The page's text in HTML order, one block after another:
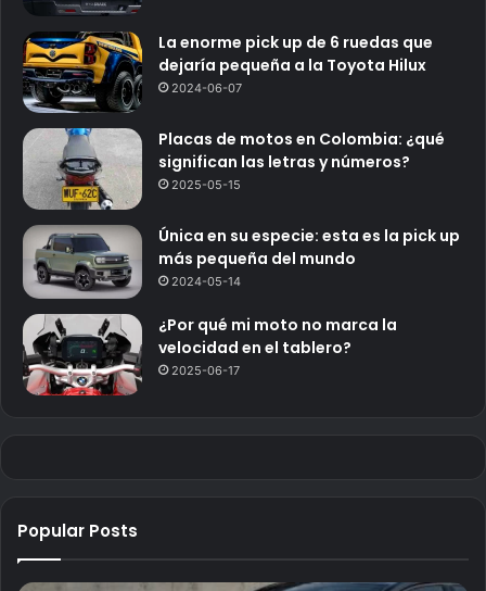
La enorme pick up de 6 ruedas que
dejaría pequeña a la Toyota Hilux
2024-06-07
Placas de motos en Colombia: ¿qué
significan las letras y números?
2025-05-15
Única en su especie: esta es la pick up
más pequeña del mundo
2024-05-14
¿Por qué mi moto no marca la
velocidad en el tablero?
2025-06-17
Popular Posts